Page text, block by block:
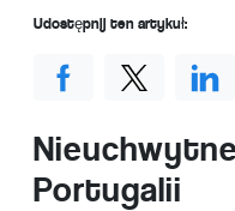
Portugalii
Udostępnij ten artykuł: